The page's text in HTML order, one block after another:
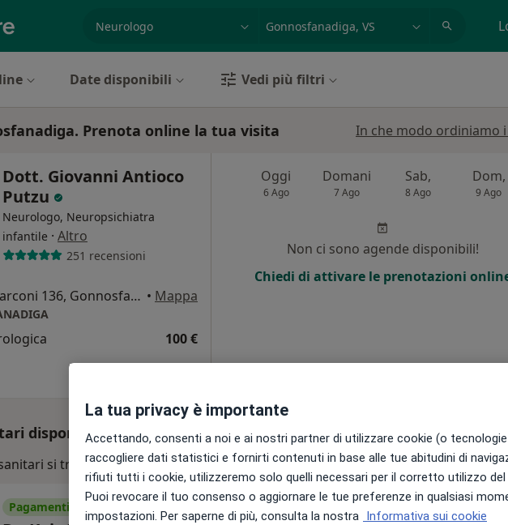
Date disponibili Vedi più filtri
Prenota online la tua visita In che modo ordiniamo
Dott. Giovanni Antioco
Putzu
Neurologo, Neuropsichiatra
infantile · Altro
251 recensioni
Via Guglielmo Marconi 136, Gonnosfanadiga • Mappa
100 €
Oggi
6 Ago
Domani
7 Ago
Sab,
8 Ago
Dom,
9 Ago
Non ci sono agende disponibili!
Chiedi di attivare le prenotazioni
disponibili
si trovano fuori Gonnosfanadiga, VS, in aree vicine alla tua ricerca.
Pagamenti online Oggi Domani Sab, Dom,
La tua privacy è importante
Accettando, consenti a noi e ai nostri partner di utilizzare cookie (o
raccogliere dati statistici e fornirti contenuti in base alle tue abitudini di
rifiuti tutti i cookie, utilizzeremo solo quelli necessari per il corretto utilizzo
Puoi revocare il tuo consenso o aggiornare le tue preferenze in qualsiasi
impostazioni. Per saperne di più, consulta la nostra Informativa sui cookie